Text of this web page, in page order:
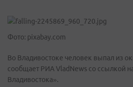
Фото: pixabay.com
Во Владивостоке человек выпал из
сообщает РИА VladNews со ссылкой
Владивостока».